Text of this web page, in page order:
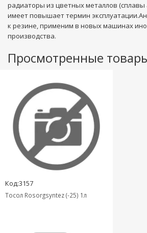
радиаторы из цветных металлов
имеет повышает термин
к резине, применим в новых машинах
производства.
Просмотренные
Код:3157
Тосол Rosorgsyntez (-25) 1л